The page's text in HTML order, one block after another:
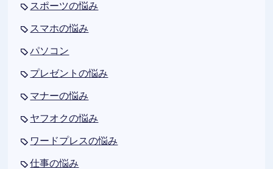
スポーツの悩み
スマホの悩み
パソコン
プレゼントの悩み
マナーの悩み
ヤフオクの悩み
ワードプレスの悩み
仕事の悩み